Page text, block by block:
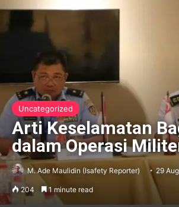
Uncategorized
Arti Keselamatan
dalam Operasi
M. Ade Maulidin (Isafety Reporter) 29
204 1 minute read